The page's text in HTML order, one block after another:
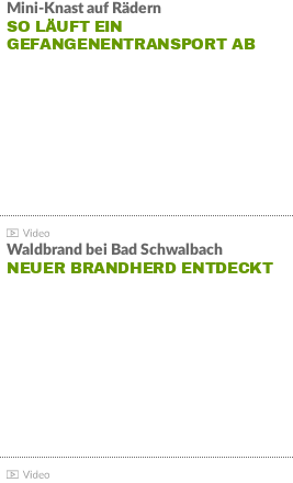
Mini-Knast auf Rädern
SO LÄUFT EIN
GEFANGENENTRANSPORT AB
Waldbrand bei Bad Schwalbach
NEUER BRANDHERD ENTDECKT